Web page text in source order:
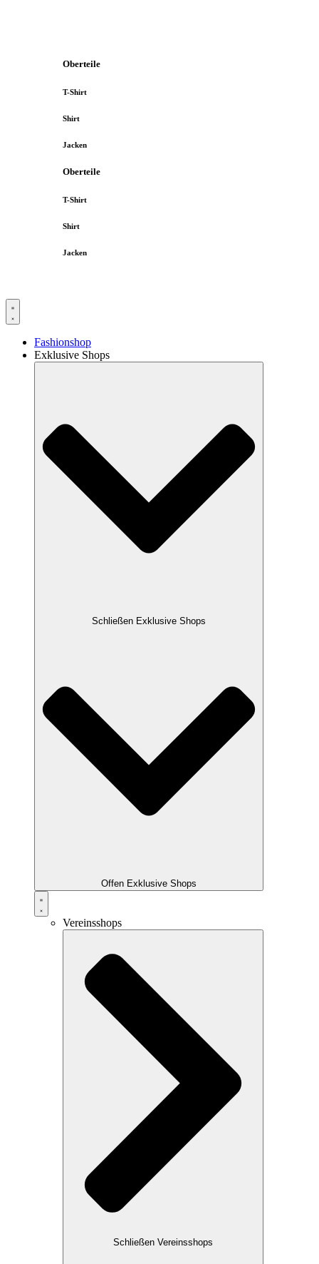
Oberteile
T-Shirt
Shirt
Jacken
Oberteile
T-Shirt
Shirt
Jacken
Fashionshop
Exklusive Shops
Schließen Exklusive Shops
Offen Exklusive Shops
Vereinsshops
Schließen Vereinsshops